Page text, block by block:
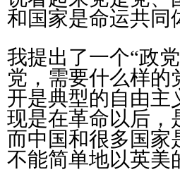
和国家是命运共同
我提出了一个“政
党，需要什么样的
开是典型的自由主
现是在革命以后，
而中国和很多国家
不能简单地以英美